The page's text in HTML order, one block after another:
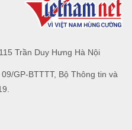
Trần Duy Hưng Hà Nội
GP-BTTTT, Bộ Thông tin và